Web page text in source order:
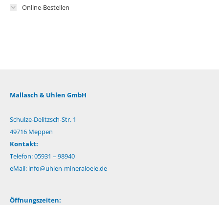
Online-Bestellen
Mallasch & Uhlen GmbH
Schulze-Delitzsch-Str. 1
49716 Meppen
Kontakt:
Telefon: 05931 – 98940
eMail: info@uhlen-mineraloele.de
Öffnungszeiten: